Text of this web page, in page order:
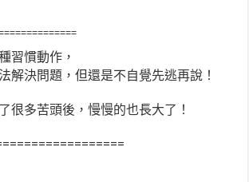
習慣動作，
解決問題，但還是不自覺先逃再說！
很多苦頭後，慢慢的也長大了！